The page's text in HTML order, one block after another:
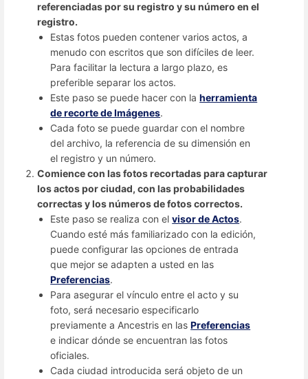
referenciadas por su registro y su número en el
registro.
Estas fotos pueden contener varios actos, a
menudo con escritos que son difíciles de leer.
Para facilitar la lectura a largo plazo, es
preferible separar los actos.
Este paso se puede hacer con laherramienta
de recorte de Imágenes.
Cada foto se puede guardar con el nombre
del archivo, la referencia de su dimensión en
el registro y un número.
Comience con las fotos recortadas para capturar
los actos por ciudad, con las probabilidades
correctas y los números de fotos correctos.
Este paso se realiza con elvisor de Actos.
Cuando esté más familiarizado con la edición,
puede configurar las opciones de entrada
que mejor se adapten a usted en las
Preferencias.
Para asegurar el vínculo entre el acto y su
foto, será necesario especificarlo
previamente a Ancestris en lasPreferencias
e indicar dónde se encuentran las fotos
oficiales.
Cada ciudad introducida será objeto de un